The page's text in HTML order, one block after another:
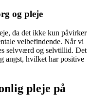
og pleje
da det ikke kun påvirker
velbefindende. Når vi
selvværd og selvtillid. Det
angst, hvilket har positive
pleje på